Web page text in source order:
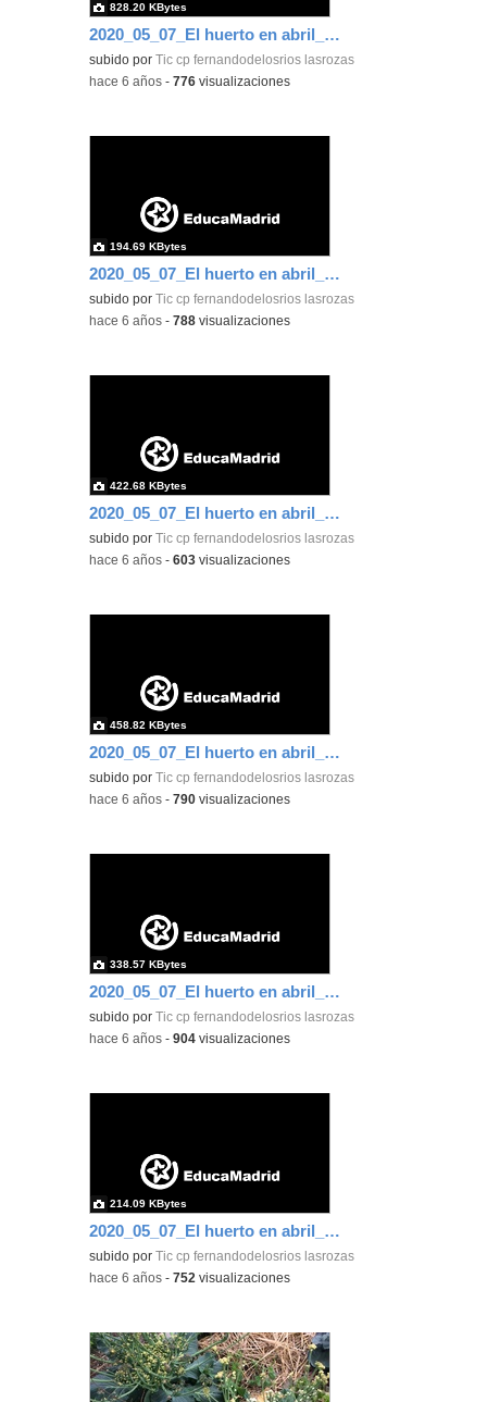
2020_05_07_El huerto en abril_CEIP FDLR_Las Rozas 11
subido por Tic cp fernandodelosrios lasrozas
828.20 KBytes
-hace 6 años -776 visualizaciones
2020_05_07_El huerto en abril_CEIP FDLR_Las Rozas 12
subido por Tic cp fernandodelosrios lasrozas
194.69 KBytes
-hace 6 años -788 visualizaciones
2020_05_07_El huerto en abril_CEIP FDLR_Las Rozas 13
subido por Tic cp fernandodelosrios lasrozas
422.68 KBytes
-hace 6 años -603 visualizaciones
2020_05_07_El huerto en abril_CEIP FDLR_Las Rozas 14
subido por Tic cp fernandodelosrios lasrozas
458.82 KBytes
-hace 6 años -790 visualizaciones
2020_05_07_El huerto en abril_CEIP FDLR_Las Rozas 2
subido por Tic cp fernandodelosrios lasrozas
338.57 KBytes
-hace 6 años -904 visualizaciones
2020_05_07_El huerto en abril_CEIP FDLR_Las Rozas 1
subido por Tic cp fernandodelosrios lasrozas
214.09 KBytes
-hace 6 años -752 visualizaciones